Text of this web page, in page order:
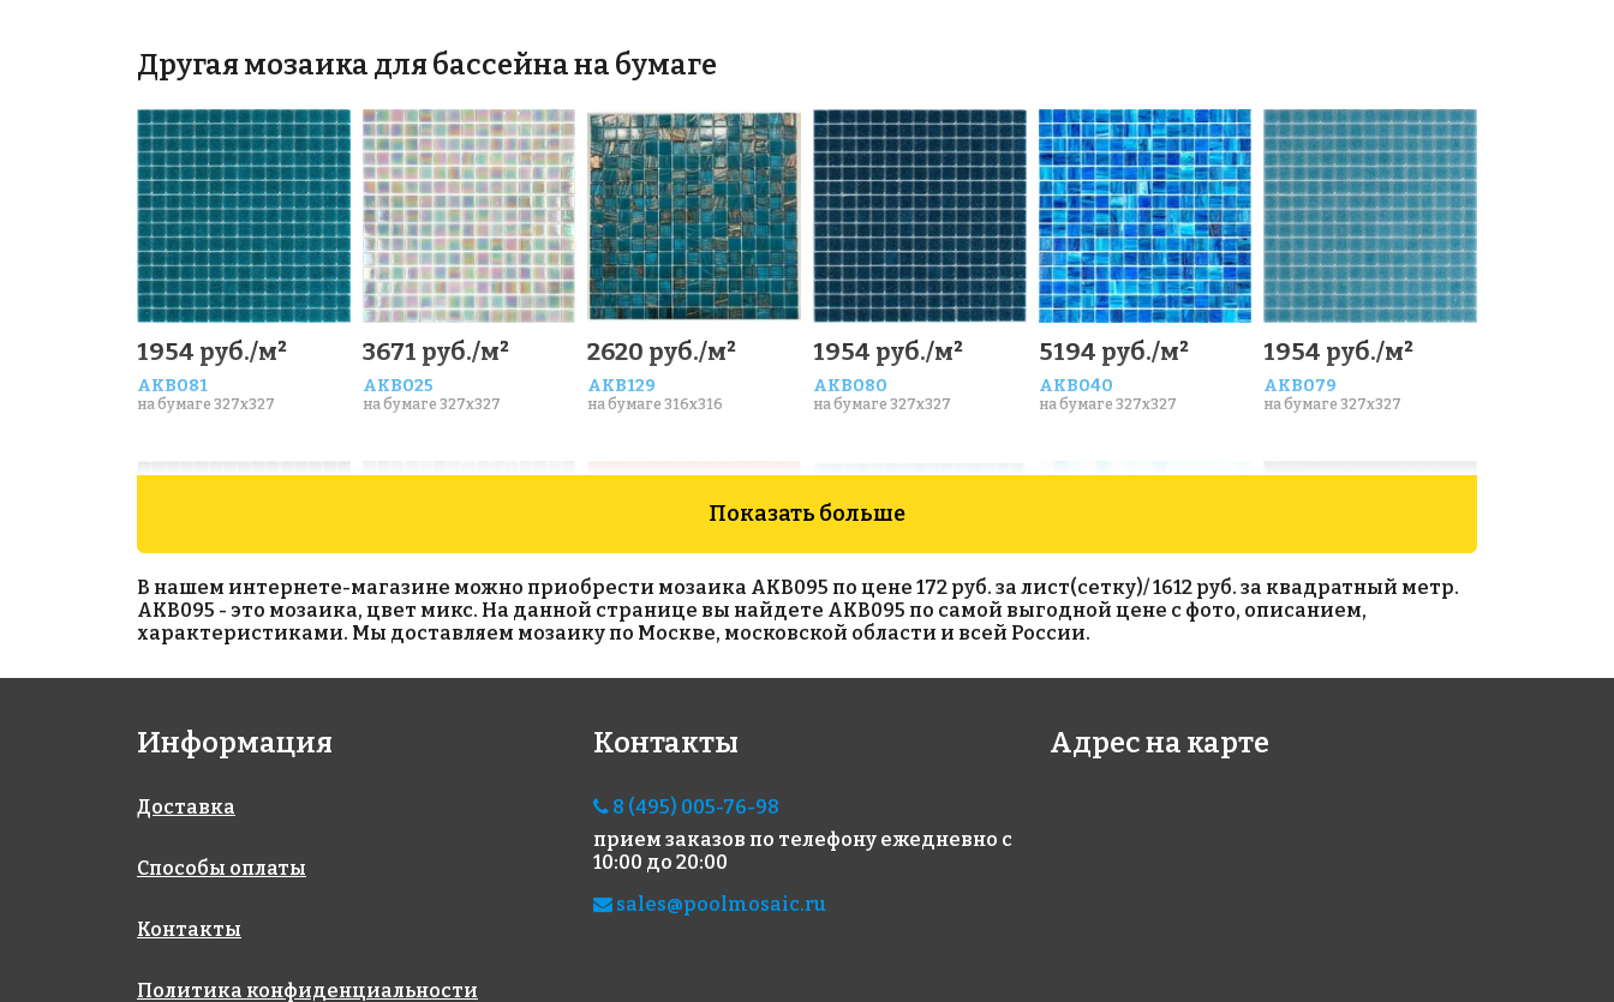
Другая мозаика для бассейна на бумаге
1954 руб./м²
AKB081
на бумаге 327x327
3671 руб./м²
AKB025
на бумаге 327x327
2620 руб./м²
AKB129
на бумаге 316x316
1954 руб./м²
AKB080
на бумаге 327x327
5194 руб./м²
AKB040
на бумаге 327x327
1954 руб./м²
AKB079
на бумаге 327x327
AKB078
на бумаге 327x327
AKB088
на бумаге 327x327
AKB012
на бумаге 327x327
AKB077
на бумаге 327x327
Показать больше
В нашем интернете-магазине можно приобрести мозаика AKB095 по цене 172 руб. за лист(сетку)/ 1612 руб. за квадратный метр.
AKB095 - это мозаика, цвет микс. На данной странице вы найдете AKB095 по самой выгодной цене с фото, описанием,
характеристиками. Мы доставляем мозаику по Москве, московской области и всей России.
Информация
Доставка
Способы оплаты
Контакты
Политика конфиденциальности
Контакты
8 (495) 005-76-98
прием заказов по телефону ежедневно с
10:00 до 20:00
sales@poolmosaic.ru
Адрес на карте